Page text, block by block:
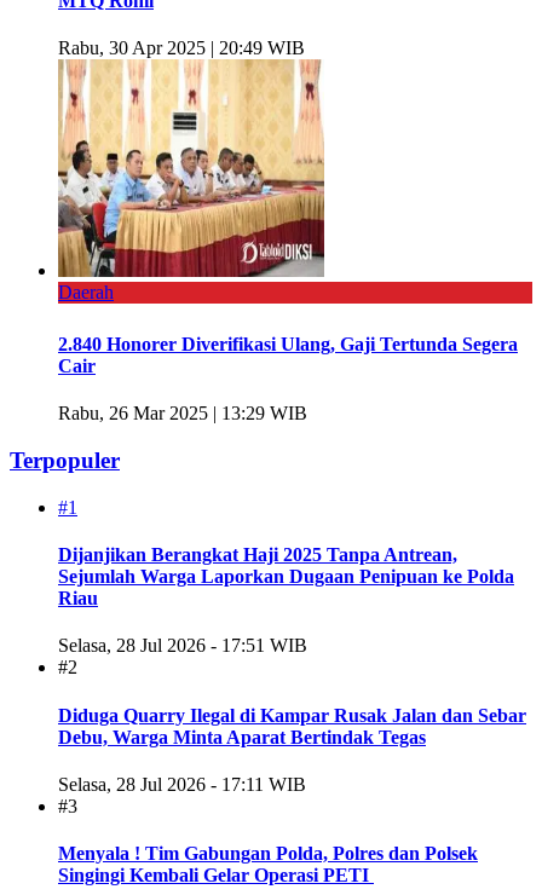
Rabu, 30 Apr 2025 | 20:49 WIB
Daerah
2.840 Honorer Diverifikasi Ulang, Gaji Tertunda Segera
Cair
Rabu, 26 Mar 2025 | 13:29 WIB
Terpopuler
#1
Dijanjikan Berangkat Haji 2025 Tanpa Antrean,
Sejumlah Warga Laporkan Dugaan Penipuan ke Polda
Riau
Selasa, 28 Jul 2026 - 17:51 WIB
#2
Diduga Quarry Ilegal di Kampar Rusak Jalan dan Sebar
Debu, Warga Minta Aparat Bertindak Tegas
Selasa, 28 Jul 2026 - 17:11 WIB
#3
Menyala ! Tim Gabungan Polda, Polres dan Polsek
Singingi Kembali Gelar Operasi PETI